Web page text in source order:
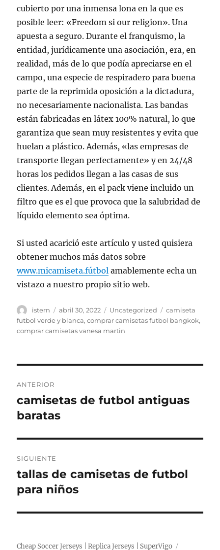
cubierto por una inmensa lona en la que es
posible leer: «Freedom si our religion». Una
apuesta a seguro. Durante el franquismo, la
entidad, jurídicamente una asociación, era, en
realidad, más de lo que podía apreciarse en el
campo, una especie de respiradero para buena
parte de la reprimida oposición a la dictadura,
no necesariamente nacionalista. Las bandas
están fabricadas en látex 100% natural, lo que
garantiza que sean muy resistentes y evita que
huelan a plástico. Además, «las empresas de
transporte llegan perfectamente» y en 24/48
horas los pedidos llegan a las casas de sus
clientes. Además, en el pack viene incluido un
filtro que es el que provoca que la salubridad de
líquido elemento sea óptima.
Si usted acarició este artículo y usted quisiera
obtener muchos más datos sobre
www.micamiseta.fútbol amablemente echa un
vistazo a nuestro propio sitio web.
Autor
istern
Publicado
el
abril 30, 2022 Categorías
Uncategorized Etiquetas
camiseta
futbol verde y blanca,comprar camisetas futbol bangkok,
comprar camisetas vanesa martin
de
entradas
ANTERIOR
Entrada
anterior:
camisetas de futbol antiguas
baratas
SIGUIENTE
Entrada
siguiente:
tallas de camisetas de futbol
para niños
Cheap Soccer Jerseys | Replica Jerseys | SuperVigo